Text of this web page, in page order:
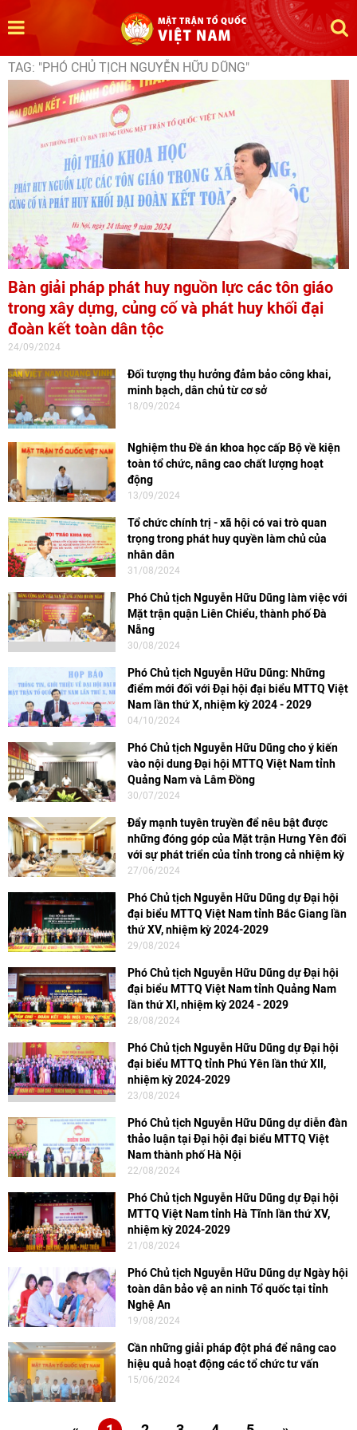
TAG: "PHÓ CHỦ TỊCH NGUYỄN HỮU DŨNG"
Bàn giải pháp phát huy nguồn lực các tôn giáo
trong xây dựng, củng cố và phát huy khối đại
đoàn kết toàn dân tộc
24/09/2024
Đối tượng thụ hưởng đảm bảo công khai,
minh bạch, dân chủ từ cơ sở
18/09/2024
Nghiệm thu Đề án khoa học cấp Bộ về kiện
toàn tổ chức, nâng cao chất lượng hoạt
động
13/09/2024
Tổ chức chính trị - xã hội có vai trò quan
trọng trong phát huy quyền làm chủ của
nhân dân
31/08/2024
Phó Chủ tịch Nguyễn Hữu Dũng làm việc với
Mặt trận quận Liên Chiểu, thành phố Đà
Nẵng
30/08/2024
Phó Chủ tịch Nguyễn Hữu Dũng: Những
điểm mới đối với Đại hội đại biểu MTTQ Việt
Nam lần thứ X, nhiệm kỳ 2024 - 2029
04/10/2024
Phó Chủ tịch Nguyễn Hữu Dũng cho ý kiến
vào nội dung Đại hội MTTQ Việt Nam tỉnh
Quảng Nam và Lâm Đồng
30/07/2024
Đẩy mạnh tuyên truyền để nêu bật được
những đóng góp của Mặt trận Hưng Yên đối
với sự phát triển của tỉnh trong cả nhiệm kỳ
27/06/2024
Phó Chủ tịch Nguyễn Hữu Dũng dự Đại hội
đại biểu MTTQ Việt Nam tỉnh Bắc Giang lần
thứ XV, nhiệm kỳ 2024-2029
29/08/2024
Phó Chủ tịch Nguyễn Hữu Dũng dự Đại hội
đại biểu MTTQ Việt Nam tỉnh Quảng Nam
lần thứ XI, nhiệm kỳ 2024 - 2029
28/08/2024
Phó Chủ tịch Nguyễn Hữu Dũng dự Đại hội
đại biểu MTTQ tỉnh Phú Yên lần thứ XII,
nhiệm kỳ 2024-2029
23/08/2024
Phó Chủ tịch Nguyễn Hữu Dũng dự diễn đàn
thảo luận tại Đại hội đại biểu MTTQ Việt
Nam thành phố Hà Nội
22/08/2024
Phó Chủ tịch Nguyễn Hữu Dũng dự Đại hội
MTTQ Việt Nam tỉnh Hà Tĩnh lần thứ XV,
nhiệm kỳ 2024-2029
21/08/2024
Phó Chủ tịch Nguyễn Hữu Dũng dự Ngày hội
toàn dân bảo vệ an ninh Tổ quốc tại tỉnh
Nghệ An
19/08/2024
Cần những giải pháp đột phá để nâng cao
hiệu quả hoạt động các tổ chức tư vấn
15/06/2024